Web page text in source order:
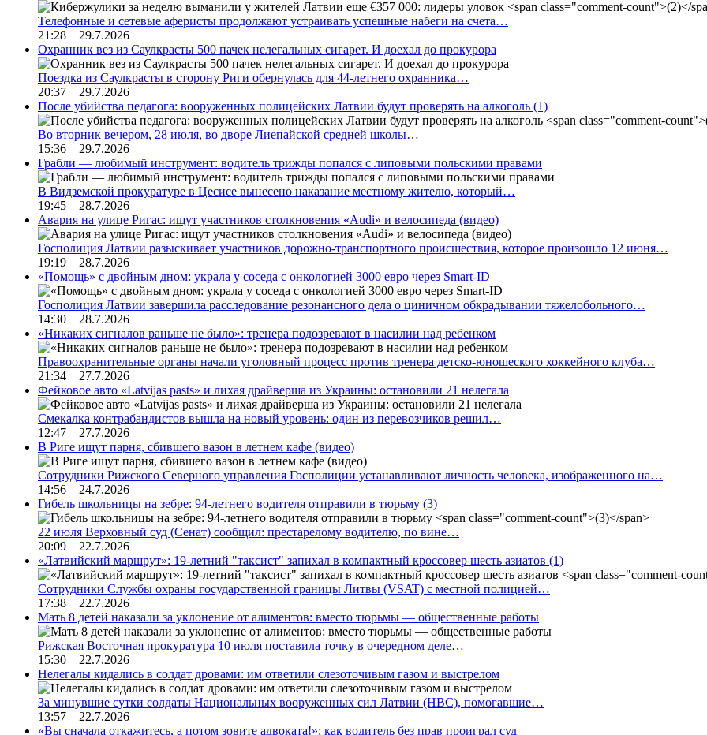
Телефонные и сетевые аферисты продолжают устраивать успешные набеги на счета…
21:28 29.7.2026
Охранник вез из Саулкрасты 500 пачек нелегальных сигарет. И доехал до прокурора
Поездка из Саулкрасты в сторону Риги обернулась для 44-летнего охранника…
20:37 29.7.2026
После убийства педагога: вооруженных полицейских Латвии будут проверять на алкоголь (1)
Во вторник вечером, 28 июля, во дворе Лиепайской средней школы…
15:36 29.7.2026
Грабли — любимый инструмент: водитель трижды попался с липовыми польскими правами
В Видземской прокуратуре в Цесисе вынесено наказание местному жителю, который…
19:45 28.7.2026
Авария на улице Ригас: ищут участников столкновения «Audi» и велосипеда (видео)
Госполиция Латвии разыскивает участников дорожно-транспортного происшествия, которое произошло 12 июня…
19:19 28.7.2026
«Помощь» с двойным дном: украла у соседа с онкологией 3000 евро через Smart-ID
Госполиция Латвии завершила расследование резонансного дела о циничном обкрадывании тяжелобольного…
14:30 28.7.2026
«Никаких сигналов раньше не было»: тренера подозревают в насилии над ребенком
Правоохранительные органы начали уголовный процесс против тренера детско-юношеского хоккейного клуба…
21:34 27.7.2026
Фейковое авто «Latvijas pasts» и лихая драйверша из Украины: остановили 21 нелегала
Смекалка контрабандистов вышла на новый уровень: один из перевозчиков решил…
12:47 27.7.2026
В Риге ищут парня, сбившего вазон в летнем кафе (видео)
Сотрудники Рижского Северного управления Госполиции устанавливают личность человека, изображенного на…
14:56 24.7.2026
Гибель школьницы на зебре: 94-летнего водителя отправили в тюрьму (3)
22 июля Верховный суд (Сенат) сообщил: престарелому водителю, по вине…
20:09 22.7.2026
«Латвийский маршрут»: 19-летний "таксист" запихал в компактный кроссовер шесть азиатов (1)
Сотрудники Службы охраны государственной границы Литвы (VSAT) с местной полицией…
17:38 22.7.2026
Мать 8 детей наказали за уклонение от алиментов: вместо тюрьмы — общественные работы
Рижская Восточная прокуратура 10 июля поставила точку в очередном деле…
15:30 22.7.2026
Нелегалы кидались в солдат дровами: им ответили слезоточивым газом и выстрелом
За минувшие сутки солдаты Национальных вооруженных сил Латвии (НВС), помогавшие…
13:57 22.7.2026
«Вы сначала откажитесь, а потом зовите адвоката!»: как водитель без прав проиграл суд